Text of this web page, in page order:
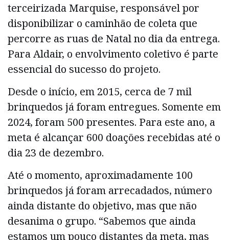
terceirizada Marquise, responsável por
disponibilizar o caminhão de coleta que
percorre as ruas de Natal no dia da entrega.
Para Aldair, o envolvimento coletivo é parte
essencial do sucesso do projeto.
Desde o início, em 2015, cerca de 7 mil
brinquedos já foram entregues. Somente em
2024, foram 500 presentes. Para este ano, a
meta é alcançar 600 doações recebidas até o
dia 23 de dezembro.
Até o momento, aproximadamente 100
brinquedos já foram arrecadados, número
ainda distante do objetivo, mas que não
desanima o grupo. “Sabemos que ainda
estamos um pouco distantes da meta, mas